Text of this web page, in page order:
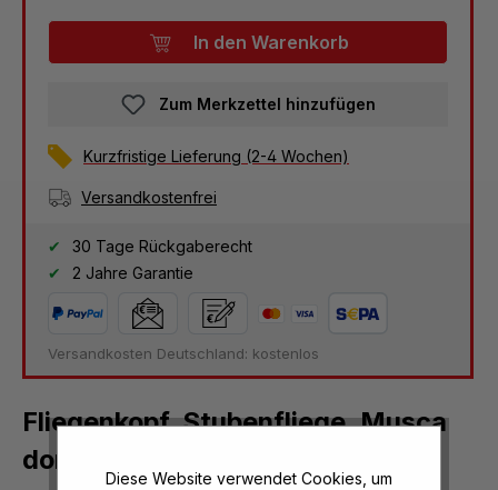
In den Warenkorb
Zum Merkzettel hinzufügen
Kurzfristige Lieferung (2-4 Wochen)
Versandkostenfrei
30 Tage Rückgaberecht
2 Jahre Garantie
Versandkosten Deutschland: kostenlos
Fliegenkopf, Stubenfliege, Musca
domestica
Diese Website verwendet Cookies, um